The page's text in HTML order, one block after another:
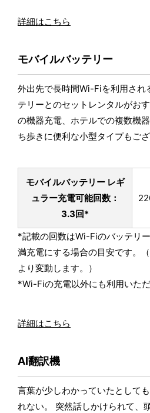
詳細はこちら
モバイルバッテリー
外出先で長時間Wi-Fiを利用され
テリーとのセットレンタルがお
の機器充電、ホテルでの複数機
ち歩きに便利な小型タイプもござ
モバイルバッテリー レギ
ュラー充電可能回数：
3.3回*
*記載の回数はWi-Fiのバッテリ
満充電にする場合の目安です。
より変動します。）
*Wi-Fiの充電以外にも利用いただ
詳細はこちら
AI翻訳機
言葉が少しわかっていたとして
れない。 突然話しかけられて、